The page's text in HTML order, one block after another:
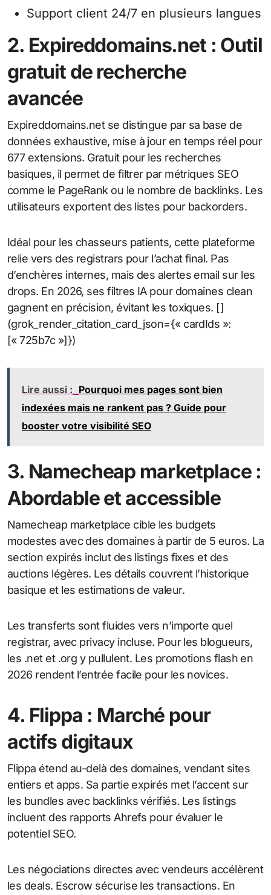
Support client 24/7 en plusieurs langues
2. Expireddomains.net : Outil
gratuit de recherche
avancée
Expireddomains.net se distingue par sa base de
données exhaustive, mise à jour en temps réel pour
677 extensions. Gratuit pour les recherches
basiques, il permet de filtrer par métriques SEO
comme le PageRank ou le nombre de backlinks. Les
utilisateurs exportent des listes pour backorders.
Idéal pour les chasseurs patients, cette plateforme
relie vers des registrars pour l’achat final. Pas
d’enchères internes, mais des alertes email sur les
drops. En 2026, ses filtres IA pour domaines clean
gagnent en précision, évitant les toxiques. []
(grok_render_citation_card_json={« cardIds »:
[« 725b7c »]})
Lire aussi : Pourquoi mes pages sont bien
indexées mais ne rankent pas ? Guide pour
booster votre visibilité SEO
3. Namecheap marketplace :
Abordable et accessible
Namecheap marketplace cible les budgets
modestes avec des domaines à partir de 5 euros. La
section expirés inclut des listings fixes et des
auctions légères. Les détails couvrent l’historique
basique et les estimations de valeur.
Les transferts sont fluides vers n’importe quel
registrar, avec privacy incluse. Pour les blogueurs,
les .net et .org y pullulent. Les promotions flash en
2026 rendent l’entrée facile pour les novices.
4. Flippa : Marché pour
actifs digitaux
Flippa étend au-delà des domaines, vendant sites
entiers et apps. Sa partie expirés met l’accent sur
les bundles avec backlinks vérifiés. Les listings
incluent des rapports Ahrefs pour évaluer le
potentiel SEO.
Les négociations directes avec vendeurs accélèrent
les deals. Escrow sécurise les transactions. En